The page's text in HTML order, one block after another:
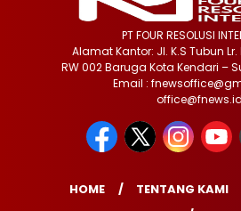
PT FOUR RESOLUSI
Alamat Kantor: Jl. K.S Tubun
RW 002 Baruga Kota Kendari –
Email :
office@fnews.id
HOME TENTANG KAMI